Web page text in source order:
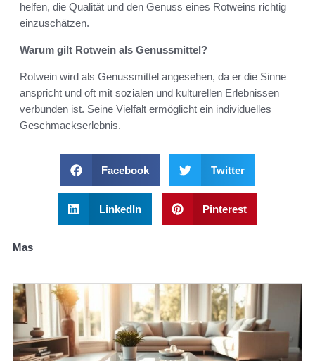
helfen, die Qualität und den Genuss eines Rotweins richtig
einzuschätzen.
Warum gilt Rotwein als Genussmittel?
Rotwein wird als Genussmittel angesehen, da er die Sinne
anspricht und oft mit sozialen und kulturellen Erlebnissen
verbunden ist. Seine Vielfalt ermöglicht ein individuelles
Geschmackserlebnis.
Facebook Twitter
LinkedIn Pinterest
Mas